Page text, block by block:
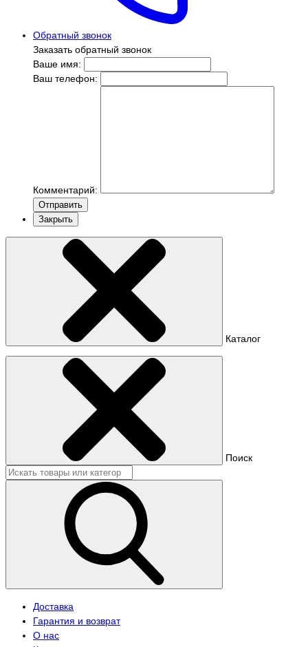
Обратный звонок
Заказать обратный звонок
Ваше имя:
Ваш телефон:
Комментарий:
Отправить
Закрыть
Каталог
Поиск
Доставка
Гарантия и возврат
О нас